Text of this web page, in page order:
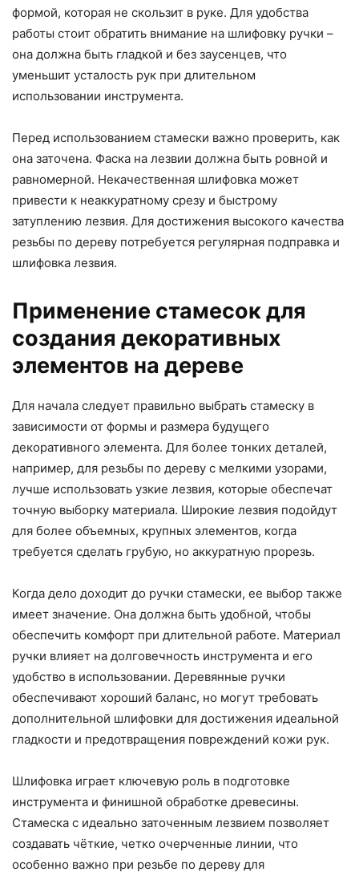
формой, которая не скользит в руке. Для удобства
работы стоит обратить внимание на шлифовку ручки –
она должна быть гладкой и без заусенцев, что
уменьшит усталость рук при длительном
использовании инструмента.
Перед использованием стамески важно проверить, как
она заточена. Фаска на лезвии должна быть ровной и
равномерной. Некачественная шлифовка может
привести к неаккуратному срезу и быстрому
затуплению лезвия. Для достижения высокого качества
резьбы по дереву потребуется регулярная подправка и
шлифовка лезвия.
Применение стамесок для
создания декоративных
элементов на дереве
Для начала следует правильно выбрать стамеску в
зависимости от формы и размера будущего
декоративного элемента. Для более тонких деталей,
например, для резьбы по дереву с мелкими узорами,
лучше использовать узкие лезвия, которые обеспечат
точную выборку материала. Широкие лезвия подойдут
для более объемных, крупных элементов, когда
требуется сделать грубую, но аккуратную прорезь.
Когда дело доходит до ручки стамески, ее выбор также
имеет значение. Она должна быть удобной, чтобы
обеспечить комфорт при длительной работе. Материал
ручки влияет на долговечность инструмента и его
удобство в использовании. Деревянные ручки
обеспечивают хороший баланс, но могут требовать
дополнительной шлифовки для достижения идеальной
гладкости и предотвращения повреждений кожи рук.
Шлифовка играет ключевую роль в подготовке
инструмента и финишной обработке древесины.
Стамеска с идеально заточенным лезвием позволяет
создавать чёткие, четко очерченные линии, что
особенно важно при резьбе по дереву для